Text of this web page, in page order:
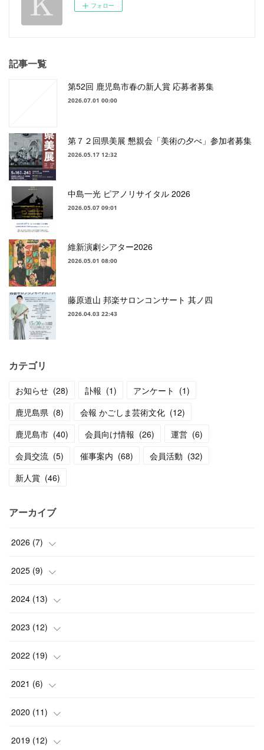
フォロー
記事一覧
第52回 鹿児島市春の新人賞 応募者募集
2026.07.01 00:00
第７２回県美展 懇親会「美術の夕べ」参加者募集
2026.05.17 12:32
中島一光 ピアノリサイタル 2026
2026.05.07 09:01
維新演劇シアター2026
2026.05.01 08:00
藤原道山 邦楽サロンコンサート 其ノ四
2026.04.03 22:43
カテゴリ
お知らせ (28) 訃報 (1) アンケート (1)
鹿児島県 (8) 会報 かごしま芸術文化 (12)
鹿児島市 (40) 会員向け情報 (26) 運営 (6)
会員交流 (5) 催事案内 (68) 会員活動 (32)
新人賞 (46)
アーカイブ
2026 (7)
(1
(3)
(2)
(1)
2025 (9)
(1)
(3)
(1)
(4
2024 (13)
(1)
(5)
(1
( 2)
( 2)
2023 (12)
(2)
(1
( 4)
(1)
2022 (19)
(2
( 3)
(2)
2021 (6)
( 2)
(1)
2020 (11)
(3)
2019 (12)